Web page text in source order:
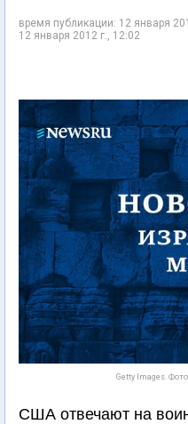
время публикации: 12 января
12 января 2012 г., 12:02
Getty Images.
США отвечают на